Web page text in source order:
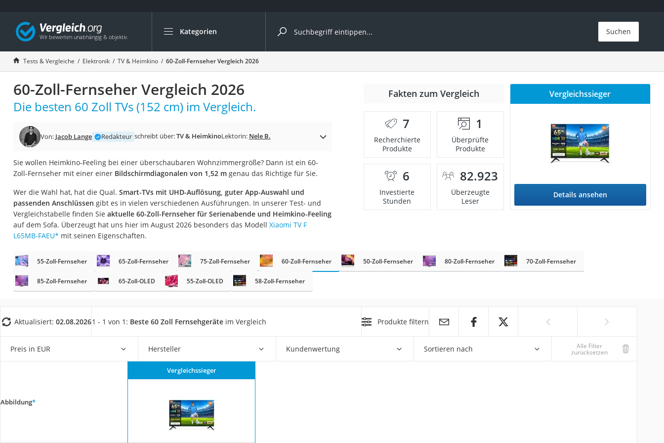
Kategorien
Die beliebtesten Vergleiche nach Kategorie
Elektronik
Powerstation
Monitor 32 Zoll 4K
Fernseher
Desktop-PC
Diascanner
Laser-Multifunktionsdrucker
Powerline-Adapter
Powerstation mit Solarpanel
Gaming-PC
17-Zoll-Laptop
Satellitenschüssel
Gaming-Headset
Tablets unter 200 Euro
Lichtwecker
Acer Aspire
Suchen
Tests & Vergleiche Elektronik TV & Heimkino 60-Zoll-Fernseher Vergleich 2026
60-Zoll-Fernseher Vergleich 2026
Die besten 60 Zoll TVs (152 cm) im Vergleich.
Von: Jacob Lange Redakteur schreibt über:TV & HeimkinoLektorin: Nele B.
Sie wollen Heimkino-Feeling bei einer überschaubaren Wohnzimmergröße? Dann ist ein 60-
Zoll-Fernseher mit einer einer Bildschirmdiagonalen von 1,52 mgenau das Richtige für Sie.
Wer die Wahl hat, hat die Qual. Smart-TVs mit UHD-Auflösung, guter App-Auswahl und
passenden Anschlüssen gibt es in vielen verschiedenen Ausführungen. In unserer Test- und
Vergleichstabelle finden Sie aktuelle 60-Zoll-Fernseher für Serienabende und Heimkino-Feeling
auf dem Sofa. Überzeugt hat uns hier im August 2026 besonders das Modell Xiaomi TV F
L65MB-FAEU* mit seinen Eigenschaften.
Fakten zum Vergleich
7
Recherchierte
Produkte
1
Überprüfte
Produkte
6
Investierte
Stunden
82.923
Überzeugte
Leser
Vergleichssieger
Details ansehen
55-Zoll-Fernseher 65-Zoll-Fernseher 75-Zoll-Fernseher 60-Zoll-Fernseher 50-Zoll-Fernseher 80-Zoll-Fernseher 70-Zoll-Fernseher
85-Zoll-Fernseher 65-Zoll-OLED 55-Zoll-OLED 58-Zoll-Fernseher
Aktualisiert: 02.08.20261 - 1 von 1: Beste 60 Zoll Fernsehgeräte im Vergleich Produkte filtern
Preis in EUR Hersteller Kundenwertung Sortieren nach Alle Filter
zurücksetzen
Abbildung*
Vergleichssieger